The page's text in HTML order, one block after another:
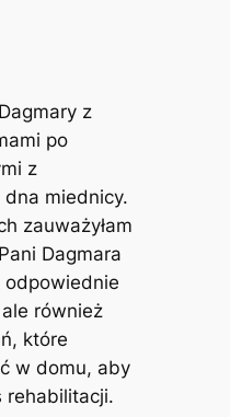
z
po
z
dna miednicy.
zauważyłam
Dagmara
odpowiednie
również
które
w domu, aby
rehabilitacji.